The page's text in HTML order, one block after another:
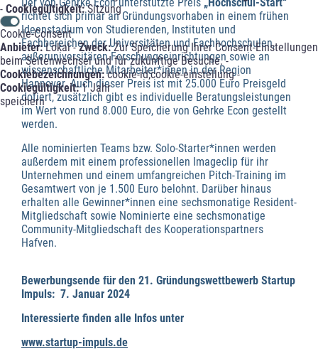
- Cookiegültigkeit:Sitzung
Cookie-Consent
Anbieter:Lokal -Zweck:Zur Speicherung Ihrer Consent-Einstellungen
beim Seitenwechsel und für zukünftige Besuche. -
Cookiebezeichnungen:cookie-id;cookie-einstellung -
Cookiegültigkeit:1 Jahr
speichern
richtet sich primär an Gründungsvorhaben in einem frühen
Ideenstadium von Studierenden, Instituten und
Fachbereichen der Universitäten und Fachhochschulen,
außeruniversitären Forschungseinrichtungen sowie an
wissenschaftliche Mitarbeiter*innen in der Region
Hannover. Auch dieser Preis ist mit 25.000 Euro Preisgeld
dotiert, zusätzlich gibt es individuelle Beratungsleistungen
im Wert von rund 8.000 Euro, die von Gehrke Econ gestellt
werden.
Alle nominierten Teams bzw. Solo-Starter*innen werden
außerdem mit einem professionellen Imageclip für ihr
Unternehmen und einem umfangreichen Pitch-Training im
Gesamtwert von je 1.500 Euro belohnt. Darüber hinaus
erhalten alle Gewinner*innen eine sechsmonatige Resident-
Mitgliedschaft sowie Nominierte eine sechsmonatige
Community-Mitgliedschaft des Kooperationspartners
Hafven.
Bewerbungsende für den 21. Gründungswettbewerb Startup
Impuls: 7. Januar 2024
Interessierte finden alle Infos unter
www.startup-impuls.de